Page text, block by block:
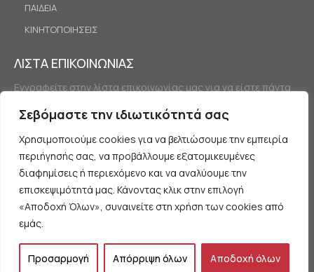
Σεβόμαστε την ιδιωτικότητά σας
Χρησιμοποιούμε cookies για να βελτιώσουμε την εμπειρία
περιήγησής σας, να προβάλλουμε εξατομικευμένες
διαφημίσεις ή περιεχόμενο και να αναλύουμε την
επισκεψιμότητά μας. Κάνοντας κλικ στην επιλογή
«Αποδοχή Όλων», συναινείτε στη χρήση των cookies από
εμάς.
Προσαρμογή Απόρριψη όλων Αποδοχή όλων
ΠΑΙΔΕΙΑ
ΚΙΝΗΤΟΠΟΙΗΣΕΙΣ
ΛΙΣΤΑ ΕΠΙΚΟΙΝΩΝΙΑΣ
Εγγραφείτε στην λίστα επικοινωνίας μας για να είστε πάντα
Εγγραφή